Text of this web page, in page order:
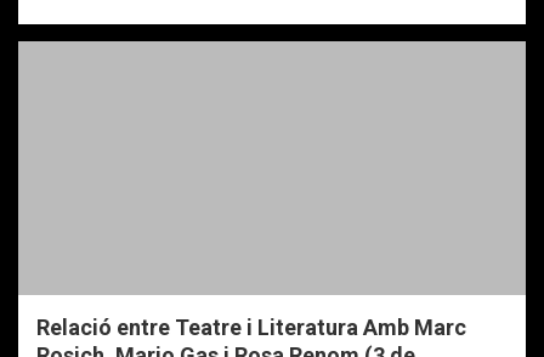
Relació entre Teatre i Literatura Amb Marc